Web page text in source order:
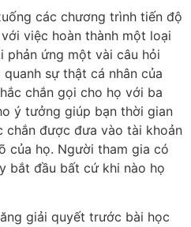
các chương trình tiến độ
việc hoàn thành một loại
phản ứng một vài câu hỏi
sự thật cá nhân của
chắn gọi cho họ với ba
ý tưởng giúp bạn thời gian
chắn được đưa vào tài khoản
của họ. Người tham gia có
bắt đầu bất cứ khi nào họ
giải quyết trước bài học